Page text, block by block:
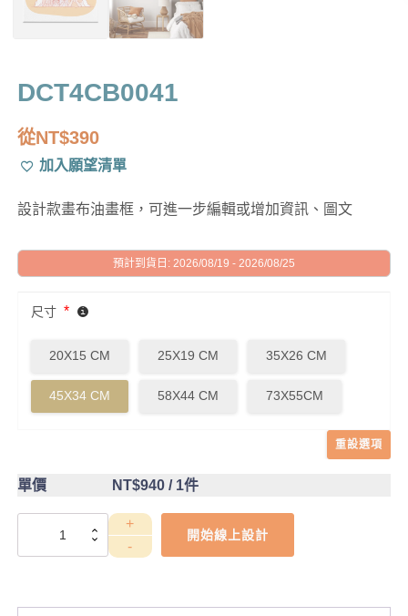
DCT4CB0041
從NT$390
加入願望清單
設計款畫布油畫框，可進一步編輯或增加資訊、圖文
預計到貨日: 2026/08/19 - 2026/08/25
尺寸 *
20X15 CM 25X19 CM 35X26 CM
45X34 CM 58X44 CM 73X55CM
重設選項
單價 NT$940/ 1件
DCT4CB0041
開始線上設計